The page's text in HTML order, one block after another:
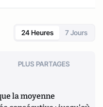
24 Heures 7 Jours
PLUS PARTAGES
la moyenne